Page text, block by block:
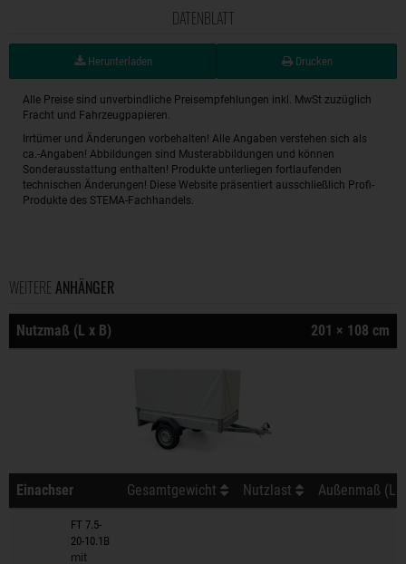
DATENBLATT
Herunterladen Drucken
Alle Preise sind unverbindliche Preisempfehlungen inkl. MwSt zuzüglich
Fracht und Fahrzeugpapieren.
Irrtümer und Änderungen vorbehalten! Alle Angaben verstehen sich als
ca.-Angaben! Abbildungen sind Musterabbildungen und können
Sonderausstattung enthalten! Produkte unterliegen fortlaufenden
technischen Änderungen! Diese Website präsentiert ausschließlich Profi-
Produkte des STEMA-Fachhandels.
WEITERE ANHÄNGER
Nutzmaß (L x B) 201 × 108 cm
Einachser Gesamtgewicht Nutzlast Außenmaß (L
FT 7.5-
20-10.1B
mit